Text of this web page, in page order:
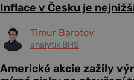
Inflace v Česku je
Timur Barotov
analytik BHS
Americké akcie zažily